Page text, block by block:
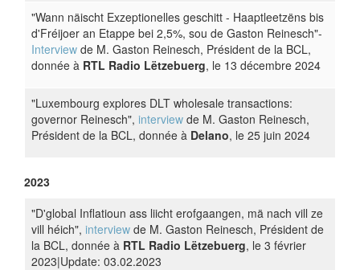
"Wann näischt Exzeptionelles geschitt - Haaptleetzëns bis
d'Fréijoer an Etappe bei 2,5%, sou de Gaston Reinesch"-
Interview de M. Gaston Reinesch, Président de la BCL,
donnée à RTL Radio Lëtzebuerg, le 13 décembre 2024
"Luxembourg explores DLT wholesale transactions:
governor Reinesch", interview de M. Gaston Reinesch,
Président de la BCL, donnée à Delano, le 25 juin 2024
2023
"D'global Inflatioun ass liicht erofgaangen, mä nach vill ze
vill héich", interview de M. Gaston Reinesch, Président de
la BCL, donnée à RTL Radio Lëtzebuerg, le 3 février
2023|Update: 03.02.2023